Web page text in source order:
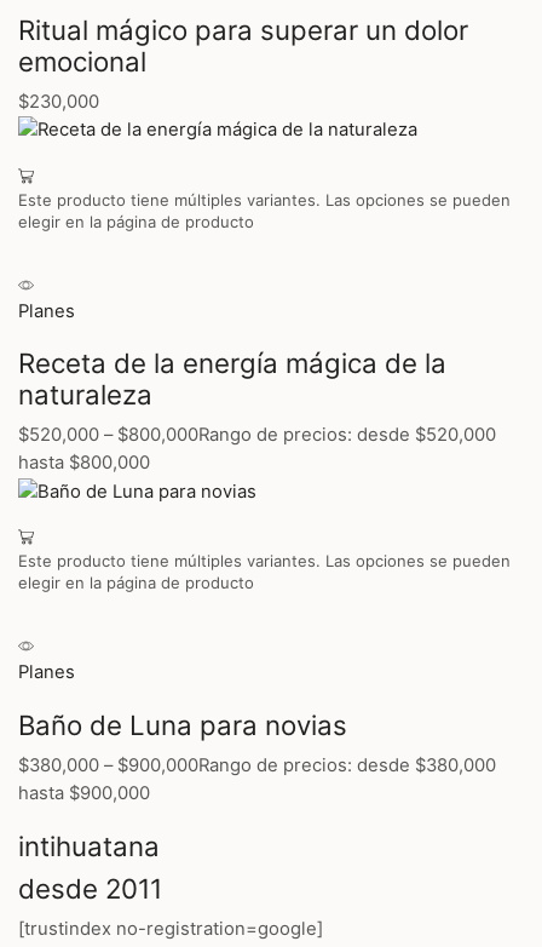
Ritual mágico para superar un dolor
emocional
$230,000
Este producto tiene múltiples variantes. Las opciones se pueden
elegir en la página de producto
Planes
Receta de la energía mágica de la
naturaleza
$520,000 – $800,000Rango de precios: desde $520,000
hasta $800,000
Este producto tiene múltiples variantes. Las opciones se pueden
elegir en la página de producto
Planes
Baño de Luna para novias
$380,000 – $900,000Rango de precios: desde $380,000
hasta $900,000
intihuatana
desde 2011
[trustindex no-registration=google]